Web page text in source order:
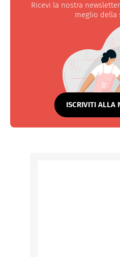
Ricevi la nostra
meglio della
ISCRIVITI ALLA